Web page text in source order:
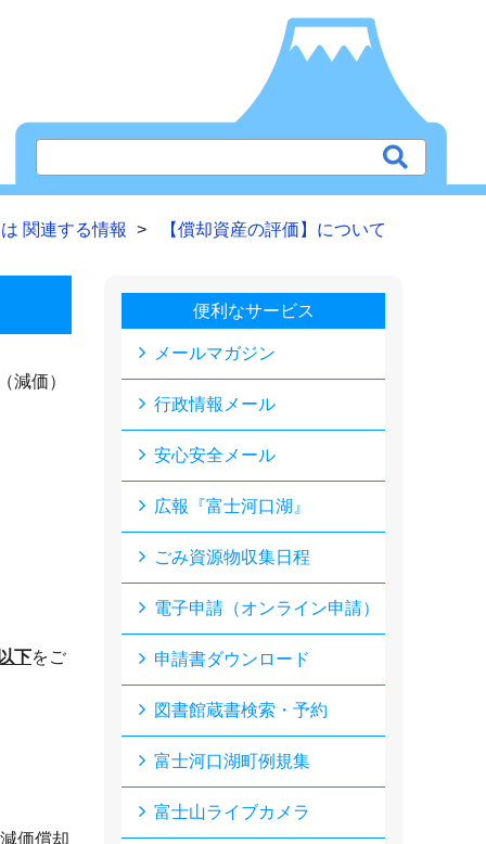
関連する情報 【償却資産の評価】について
減価）
下をご
価償却
便利なサービス
メールマガジン
行政情報メール
安心安全メール
広報『富士河口湖』
ごみ資源物収集日程
電子申請（オンライン申請）
申請書ダウンロード
図書館蔵書検索・予約
富士河口湖町例規集
富士山ライブカメラ